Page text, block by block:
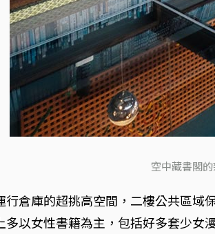
空中藏書閣
行倉庫的超挑高空間，二樓公共區域
多以女性書籍為主，包括好多套少